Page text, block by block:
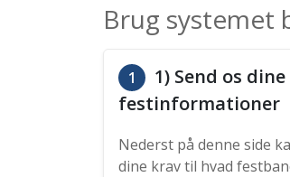
Brug systemet
1
1) Send os dine
festinformationer
Nederst på denne side
dine krav til hvad